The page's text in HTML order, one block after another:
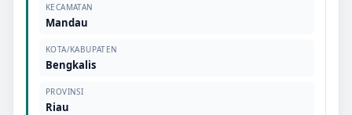
KECAMATAN
Mandau
KOTA/KABUPATEN
Bengkalis
PROVINSI
Riau